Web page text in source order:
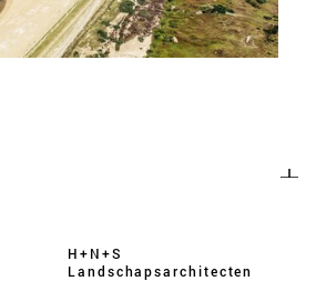
H+N+S
Landschaps­architecten